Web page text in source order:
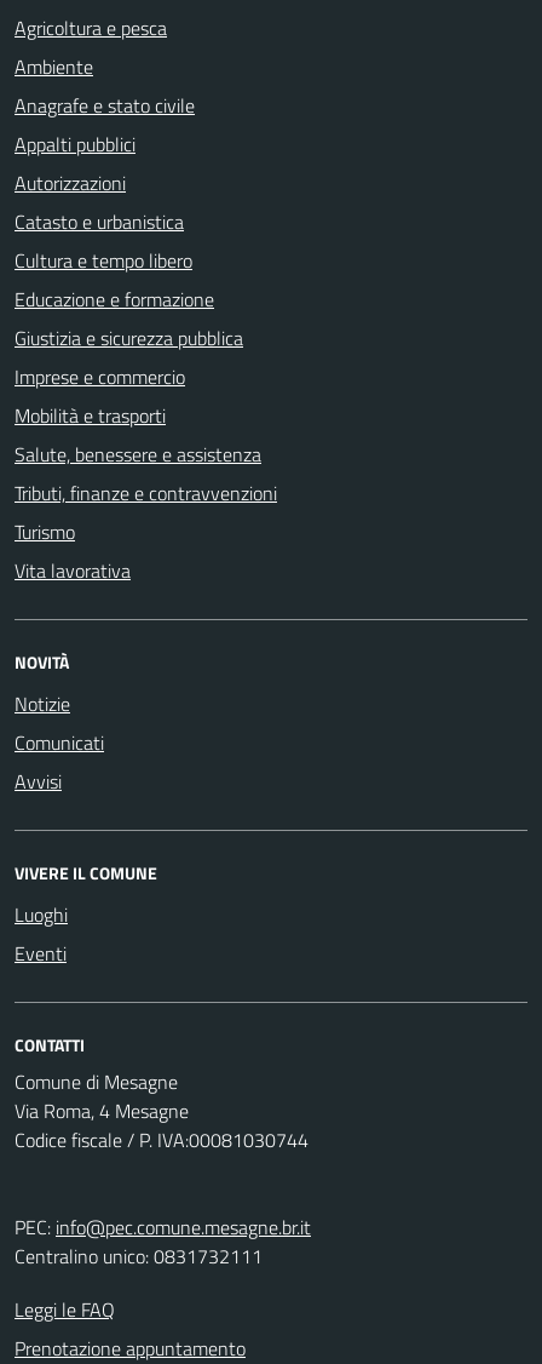
Agricoltura e pesca
Ambiente
Anagrafe e stato civile
Appalti pubblici
Autorizzazioni
Catasto e urbanistica
Cultura e tempo libero
Educazione e formazione
Giustizia e sicurezza pubblica
Imprese e commercio
Mobilità e trasporti
Salute, benessere e assistenza
Tributi, finanze e contravvenzioni
Turismo
Vita lavorativa
NOVITÀ
Notizie
Comunicati
Avvisi
VIVERE IL COMUNE
Luoghi
Eventi
CONTATTI
Comune di Mesagne
Via Roma, 4 Mesagne
Codice fiscale / P. IVA:00081030744
PEC: info@pec.comune.mesagne.br.it
Centralino unico: 0831732111
Leggi le FAQ
Prenotazione appuntamento